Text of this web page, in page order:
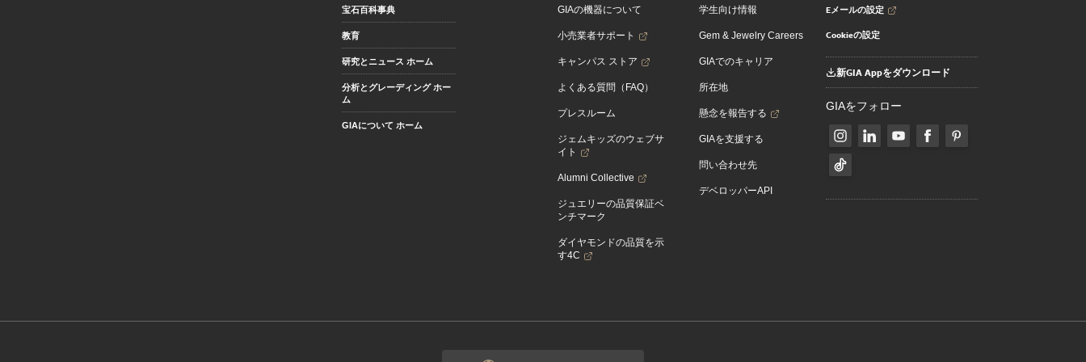
宝石百科事典
教育
研究とニュース ホーム
分析とグレーディング ホー
ム
GIAについて ホーム
GIAの機器について
小売業者サポート
キャンパス ストア
よくある質問（FAQ）
プレスルーム
ジェムキッズのウェブサ
イト
Alumni Collective
ジュエリーの品質保証ベ
ンチマーク
ダイヤモンドの品質を示
す4C
学生向け情報
Gem & Jewelry Careers
GIAでのキャリア
所在地
懸念を報告する
GIAを支援する
問い合わせ先
デベロッパーAPI
Eメールの設定
Cookieの設定
新GIA Appをダウンロード
GIAをフォロー